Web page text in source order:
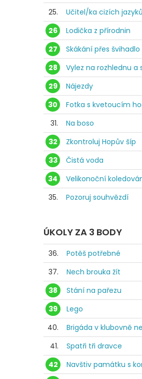
25.
Učitel/ka cizích jazyků
26
Lodička z přírodnin
27
Skákání přes švihadlo
28
Vylez na rozhlednu
29
Nájezdy
30
Fotka s kvetoucím
31.
Na boso
32
Zkontroluj Hopův šíp
33
Čistá voda
34
Velikonoční
35.
Pozoruj souhvězdí
ÚKOLY ZA 3 BODY
36.
Potěš potřebné
37.
Nech brouka žít
38
Stání na pařezu
39
Lego
40.
Brigáda v klubovně
41.
Spatři tři dravce
42
Navštiv památku s